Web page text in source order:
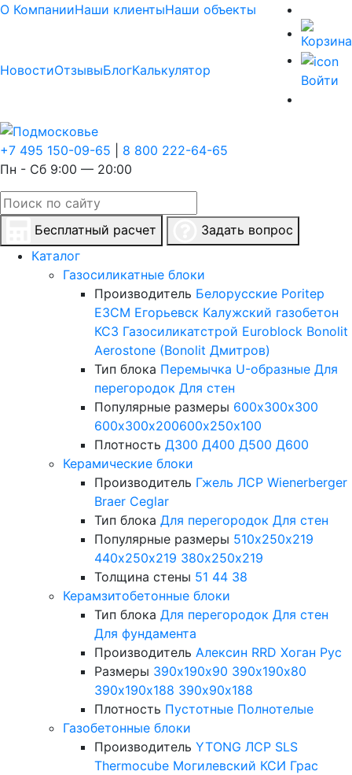
О КомпанииНаши клиентыНаши объекты
НовостиОтзывыБлогКалькулятор
Войти
+7 495 150-09-65
8 800 222-64-65
Пн - Сб 9:00 — 20:00
Бесплатный расчет
Задать вопрос
Каталог
Газосиликатные блоки
Производитель Белорусские Poritep
ЕЗСМ Егорьевск Калужский газобетон
КСЗ Газосиликатстрой Euroblock Bonolit
Aerostone (Bonolit Дмитров)
Тип блока Перемычка U-образные Для
перегородок Для стен
Популярные размеры 600х300х300
600х300х200600х250х100
Плотность Д300 Д400 Д500 Д600
Керамические блоки
Производитель Гжель ЛСР Wienerberger
Braer Ceglar
Тип блока Для перегородок Для стен
Популярные размеры 510х250х219
440х250х219 380х250х219
Толщина стены 51 44 38
Керамзитобетонные блоки
Тип блока Для перегородок Для стен
Для фундамента
Производитель Алексин RRD Хоган Рус
Размеры 390х190х90 390х190х80
390х190х188 390х90х188
Плотность Пустотные Полнотелые
Газобетонные блоки
Производитель YTONG ЛСР SLS
Thermocube Могилевский КСИ Грас